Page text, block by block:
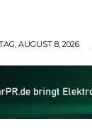
AUGUST 8, 2026